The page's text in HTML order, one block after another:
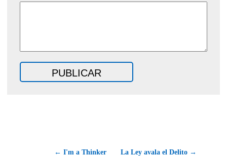
← I'm a Thinker La Ley avala el Delito →